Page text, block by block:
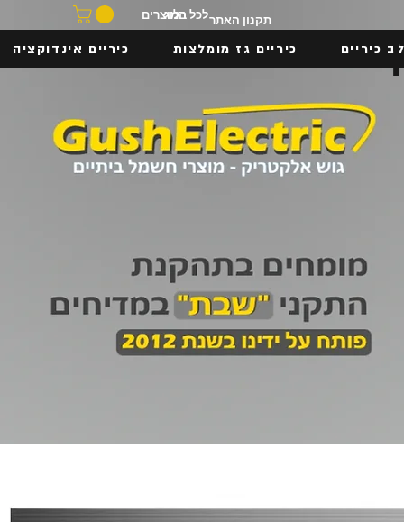
בלוג
לכל המוצרים
כיריים כיריים גז מומלצות כיריים אינדוקציה
תקנון האתר